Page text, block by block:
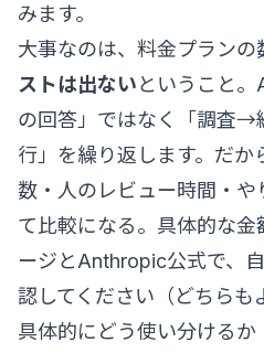
みます。
大事なのは、料金プランの
ストは出ないということ。
の回答」ではなく「調査
行」を繰り返します。だか
数・人のレビュー時間・
て比較になる。具体的な金
ージとAnthropic公式で、
認してください（どちらも
具体的にどう使い分けるか